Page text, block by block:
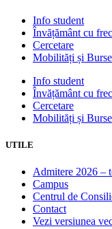
Info student
Învățământ cu
Cercetare
Mobilități și Burse
Info student
Învățământ cu
Cercetare
Mobilități și Burse
UTILE
Admitere 2026 –
Campus
Centrul de
Contact
Vezi versiunea